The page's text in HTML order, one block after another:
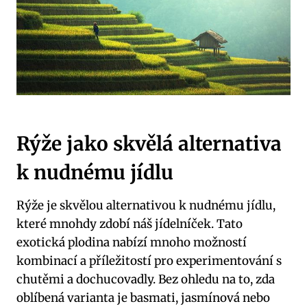
Rýže‍ jako skvělá alternativa
‍k nudnému jídlu
Rýže⁢ je skvělou⁤ alternativou k nudnému ⁤jídlu,​
které mnohdy⁤ zdobí‌ náš jídelníček. Tato
exotická⁤ plodina nabízí ​mnoho možností‍
kombinací⁢ a příležitostí ⁣pro experimentování s
chutěmi‌ a dochucovadly. Bez ⁢ohledu na ‍to, zda
oblíbená varianta je basmati, jasmínová nebo